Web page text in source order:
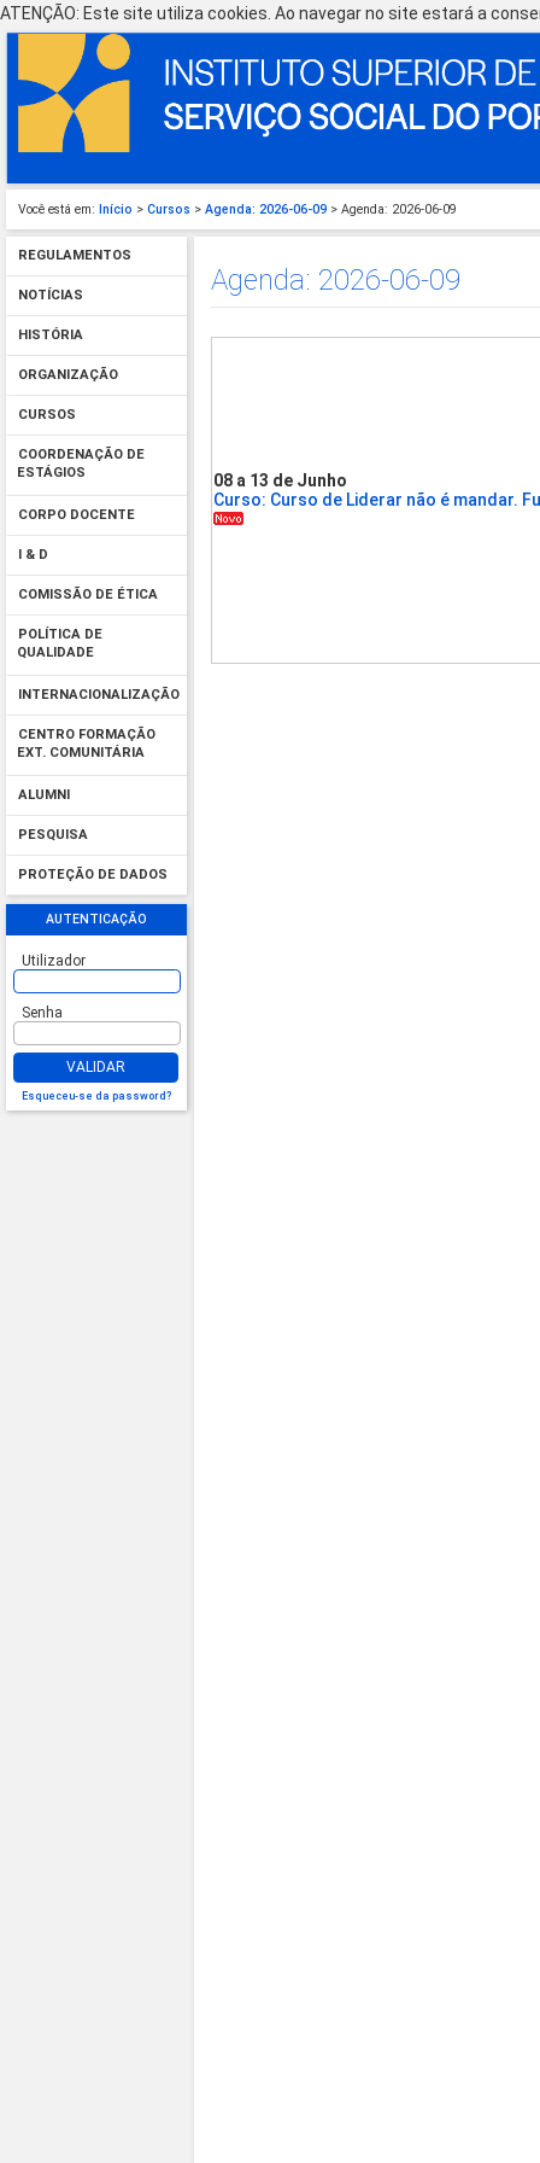
ATENÇÃO: Este site utiliza cookies. Ao navegar no site estará a
Você está em: Início > Cursos > Agenda: 2026-06-09 > Agenda: 2026-06-09
REGULAMENTOS
NOTÍCIAS
HISTÓRIA
ORGANIZAÇÃO
CURSOS
COORDENAÇÃO DE
ESTÁGIOS
CORPO DOCENTE
I & D
COMISSÃO DE ÉTICA
POLÍTICA DE
QUALIDADE
INTERNACIONALIZAÇÃO
CENTRO FORMAÇÃO
EXT. COMUNITÁRIA
ALUMNI
PESQUISA
PROTEÇÃO DE DADOS
AUTENTICAÇÃO
Utilizador
Senha
VALIDAR
Esqueceu-se da password?
Agenda: 2026-06-09
08 a 13 de Junho
Curso: Curso de Liderar não é mandar.